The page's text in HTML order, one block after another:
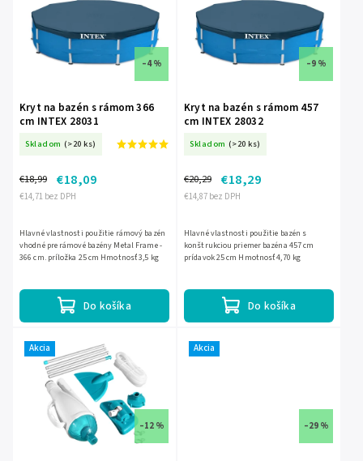
–4 %
Kryt na bazén s rámom 366
cm INTEX 28031
Skladom (>20 ks)
€14,71 bez DPH
€18,99 €18,09
Do košíka
Hlavné vlastnosti použitie rámový bazén
vhodné pre rámové bazény Metal Frame -
366 cm. príložka 25 cm Hmotnosť 3,5 kg
–9 %
Kryt na bazén s rámom 457
cm INTEX 28032
Skladom (>20 ks)
€14,87 bez DPH
€20,29 €18,29
Do košíka
Hlavné vlastnosti použitie bazén s
konštrukciou priemer bazéna 457 cm
prídavok 25 cm Hmotnosť 4,70 kg
Akcia
–12 %
Akcia
–29 %